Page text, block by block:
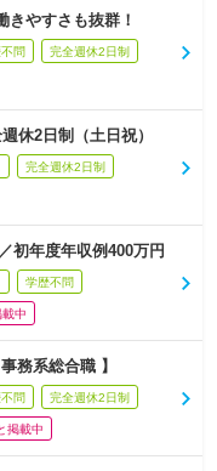
やすさも抜群！
問 完全週休2日制
休2日制（土日祝）
完全週休2日制
初年度年収例400万円
学歴不問
中
務系総合職 】
問 完全週休2日制
掲載中